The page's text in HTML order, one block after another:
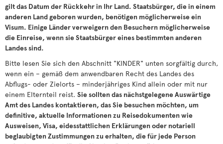
gilt das Datum der Rückkehr in Ihr Land. Staatsbürger, die in einem
anderen Land geboren wurden, benötigen möglicherweise ein
Visum. Einige Länder verweigern den Besuchern möglicherweise
die Einreise, wenn sie Staatsbürger eines bestimmten anderen
Landes sind.
Bitte lesen Sie sich den Abschnitt "KINDER" unten sorgfältig durch,
wenn ein – gemäß dem anwendbaren Recht des Landes des
Abflugs- oder Zielorts – minderjähriges Kind allein oder mit nur
einem Elternteil reist. Sie sollten das nächstgelegene Auswärtige
Amt des Landes kontaktieren, das Sie besuchen möchten, um
definitive, aktuelle Informationen zu Reisedokumenten wie
Ausweisen, Visa, eidesstattlichen Erklärungen oder notariell
beglaubigten Zustimmungen zu erhalten, die für jede Person